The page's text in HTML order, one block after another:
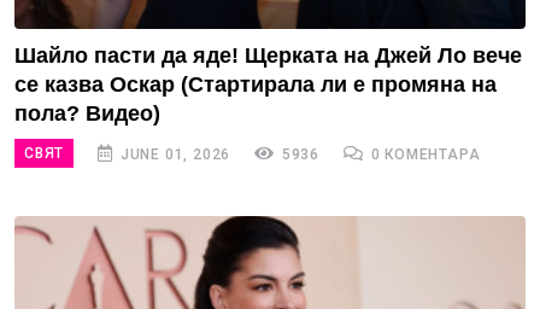
Шайло пасти да яде! Щерката на Джей Ло вече
се казва Оскар (Стартирала ли е промяна на
пола? Видео)
СВЯТ JUNE 01, 2026 5936 0 КОМЕНТАРА